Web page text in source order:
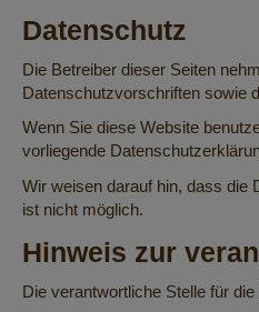
Datenschutz
Die Betreiber dieser Seiten
Datenschutzvorschriften sowie
Wenn Sie diese Website
vorliegende
Wir weisen darauf hin, dass die
ist nicht möglich.
Hinweis zur
Die verantwortliche Stelle für